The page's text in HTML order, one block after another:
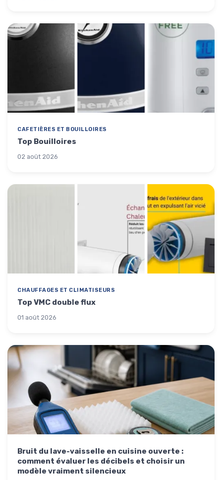
CAFETIÈRES ET BOUILLOIRES
Top Bouilloires
02 août 2026
CHAUFFAGES ET CLIMATISEURS
Top VMC double flux
01 août 2026
Bruit du lave-vaisselle en cuisine ouverte :
comment évaluer les décibels et choisir un
modèle vraiment silencieux